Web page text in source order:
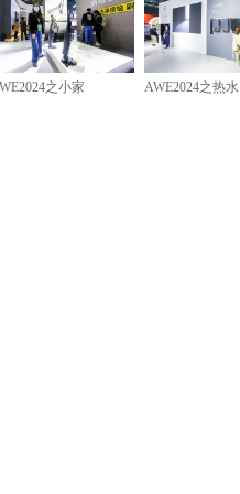
之小家 AWE2024之热水